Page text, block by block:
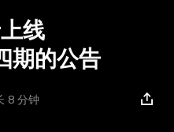
线
期的公告
8 分钟